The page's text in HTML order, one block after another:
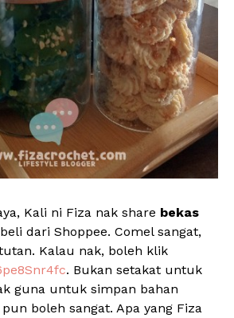
Kali ni Fiza nak share bekas
dari Shoppee. Comel sangat,
Kalau nak, boleh klik
. Bukan setakat untuk
guna untuk simpan bahan
boleh sangat. Apa yang Fiza